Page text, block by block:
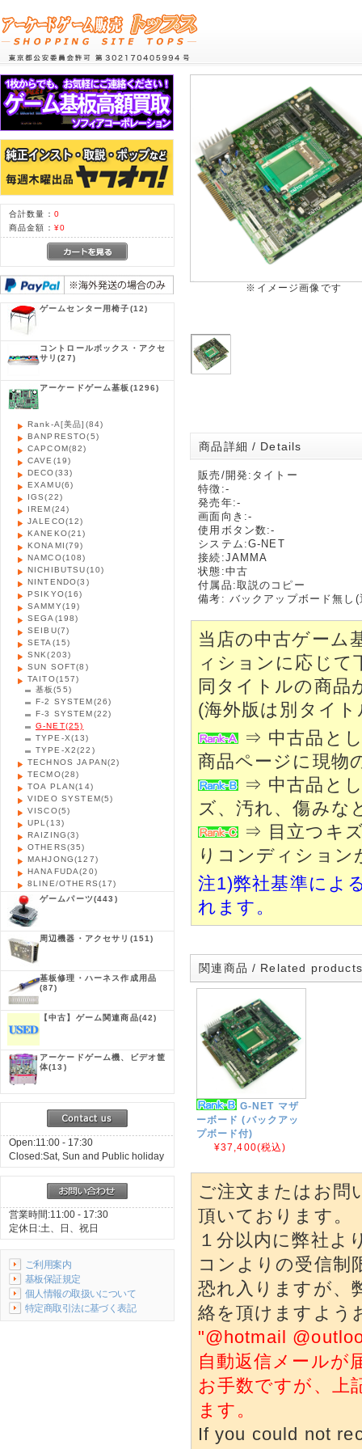
合計数量： 0
商品金額： ¥0
ゲームセンター用椅子(12)
コントロールボックス・アクセ
サリ(27)
アーケードゲーム基板 (1296)
Rank-A[美品] (84)
BANPRESTO(5)
CAPCOM(82)
CAVE (19)
DECO(33)
EXAMU(6)
IGS(22)
IREM(24)
JALECO(12)
KANEKO(21)
KONAMI(79)
NAMCO(108)
NICHIBUTSU(10)
NINTENDO(3)
PSIKYO(16)
SAMMY(19)
SEGA (198)
SEIBU(7)
SETA (15)
SNK(203)
SUN SOFT(8)
TAITO(157)
基板(55)
F-2 SYSTEM(26)
F-3 SYSTEM(22)
G-NET(25)
TYPE-X(13)
TYPE-X2(22)
TECHNOS JAPAN(2)
TECMO(28)
TOA PLAN(14)
VIDEO SYSTEM(5)
VISCO(5)
UPL(13)
RAIZING(3)
OTHERS(35)
MAHJONG(127)
HANAFUDA(20)
8LINE/OTHERS(17)
ゲームパーツ(443)
周辺機器・アクセサリ (151)
基板修理・ハーネス作成用品
(87)
【中古】ゲーム関連商品(42)
アーケードゲーム機、ビデオ筐
体(13)
Open:11:00 - 17:30
Closed:Sat, Sun and Public holiday
営業時間:11:00 - 17:30
定休日:土、日、祝日
ご利用案内
基板保証規定
個人情報の取扱いについて
特定商取引法に基づく表記
※イメージ画像です
商品詳細 / Details
販売/開発:タイトー
特徴:-
発売年:-
画面向き:-
使用ボタン数:-
システム:G-NET
接続:JAMMA
状態:中古
付属品:取説のコピー
備考: バックアップボード無し
当店の中古ゲーム
ィションに応じて
同タイトルの商品
(海外版は別タイ
⇒ 中古品とし
商品ページに現物
⇒ 中古品とし
ズ、汚れ、傷みな
⇒ 目立つキズ
りコンディション
注1)弊社基準によ
れます。
関連商品 / Related products
G-NET マザ
ーボード (バックアッ
プボード付)
¥37,400(税込)
ご注文またはお問
頂いております。
１分以内に弊社よ
コンよりの受信制
恐れ入りますが、
絡を頂けますよう
"@hotmail
自動返信メールが
お手数ですが、上
ます。
If you could not